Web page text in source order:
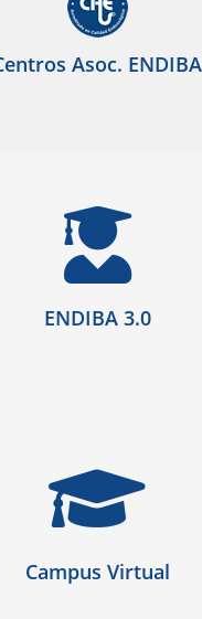
Asoc. ENDIBA
ENDIBA 3.0
Campus Virtual